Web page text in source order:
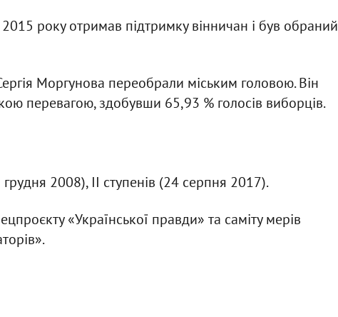
року отримав підтримку вінничан і був обраний
Моргунова переобрали міським головою. Він
перевагою, здобувши 65,93 % голосів виборців.
2008), ІІ ступенів (24 серпня 2017).
«Української правди» та саміту мерів